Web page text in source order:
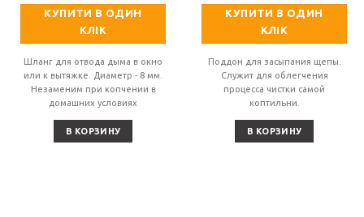
КУПИТИ В ОДИН
КЛІК
Шланг для отвода дыма в окно
или к вытяжке. Диаметр - 8 мм.
Незаменим при копчении в
домашних условиях
В КОРЗИНУ
составляла
150.00
грн..
КУПИТИ В ОДИН
КЛІК
Поддон для засыпания щепы.
Служит для облегчения
процесса чистки самой
коптильни.
В КОРЗИНУ